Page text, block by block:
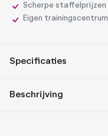
Scherpe staffelprijzen
Eigen trainingscentrum
Specificaties
Beschrijving